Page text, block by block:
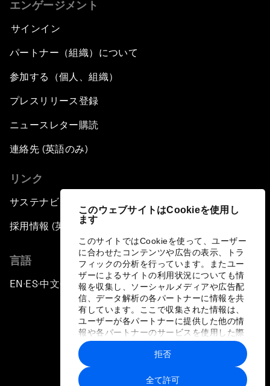
このウェブサイトはCookieを使用し
ます
このサイトではCookieを使って、ユーザー
に合わせたコンテンツや広告の表示、トラ
フィックの分析を行っています。またユー
ザーによるサイトの利用状況についても情
報を収集し、ソーシャルメディアや広告配
信、データ解析の各パートナーに情報を共
有しています。ここで収集された情報は、
ユーザーが各パートナーに提供した他の情
報や各パートナーのサービスを使用した際
に収集された情報と組み合わされ、各パー
トナーによって使用されることがありま
す。
全て許可
拒否
エンゲージメント
サインイン
パートナー（組織）について
参加する（個人、組織）
プレスリリース登録
ニュースレター購読
連絡先 (英語のみ)
リンク
サステナビリティへの取り組み
採用情報 (英語のみ)
言語
EN ▪ES▪中文▪ 日本語
プライバシーポリシーと利用規約